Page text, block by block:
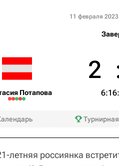
11 февраля
Потапова
2
6:1
летняя россиянка